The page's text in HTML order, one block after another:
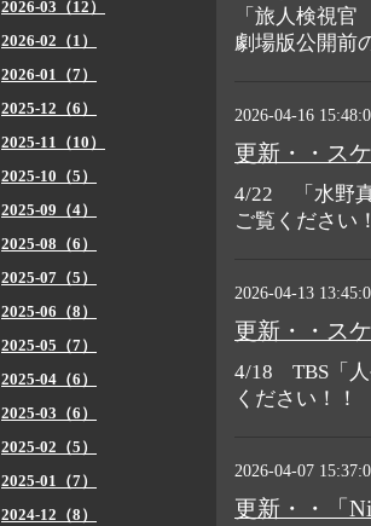
「旅人検視
劇場版公開前
2026-04-16
更新・・ス
4/22 「水野
ご覧ください
2026-04-13
更新・・ス
4/18 TBS「人
ください！！
2026-04-07
更新・・「
2026-03（12）
2026-02（1）
2026-01（7）
2025-12（6）
2025-11（10）
2025-10（5）
2025-09（4）
2025-08（6）
2025-07（5）
2025-06（8）
2025-05（7）
2025-04（6）
2025-03（6）
2025-02（5）
2025-01（7）
2024-12（8）